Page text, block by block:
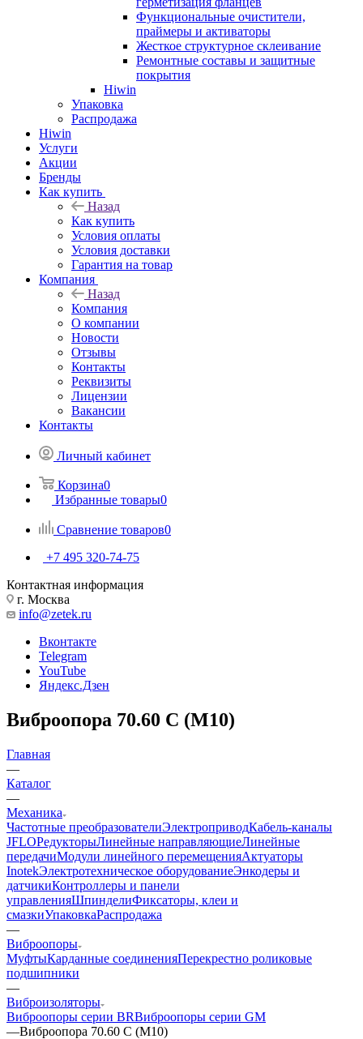
Функциональные очистители,
праймеры и активаторы
Жесткое структурное склеивание
Ремонтные составы и защитные
покрытия
Hiwin
Упаковка
Распродажа
Hiwin
Услуги
Акции
Бренды
Как купить
Назад
Как купить
Условия оплаты
Условия доставки
Гарантия на товар
Компания
Назад
Компания
О компании
Новости
Отзывы
Контакты
Реквизиты
Лицензии
Вакансии
Контакты
Личный кабинет
Корзина0
Избранные товары0
Сравнение товаров0
+7 495 320-74-75
Контактная информация
г. Москва
info@zetek.ru
Вконтакте
Telegram
YouTube
Яндекс.Дзен
Виброопора 70.60 C (M10)
Главная
—
Каталог
—
Механика
Частотные преобразователиЭлектроприводКабель-каналы
JFLOРедукторыЛинейные направляющиеЛинейные
передачиМодули линейного перемещенияАктуаторы
InotekЭлектротехническое оборудованиеЭнкодеры и
датчикиКонтроллеры и панели
управленияШпинделиФиксаторы, клеи и
смазкиУпаковкаРаспродажа
—
Виброопоры
МуфтыКарданные соединенияПерекрестно роликовые
подшипники
—
Виброизоляторы
Виброопоры серии BRВиброопоры серии GM
—Виброопора 70.60 C (M10)